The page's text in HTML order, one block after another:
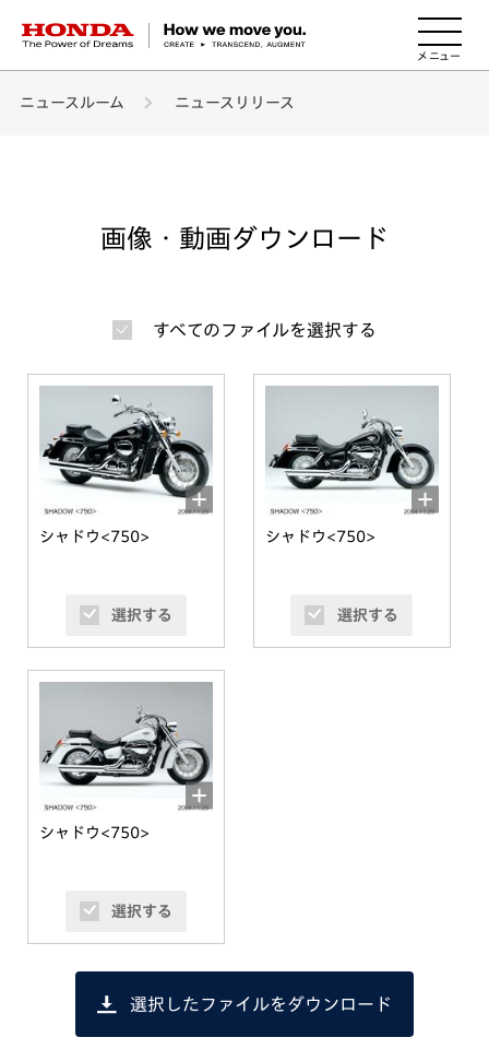
HONDA The Power of Dreams
ニュースルーム ニュースリリース
画像・動画ダウンロード
すべてのファイルを選択する
シャドウ<750>
選択する
シャドウ<750>
選択する
シャドウ<750>
選択する
選択したファイルをダウンロード